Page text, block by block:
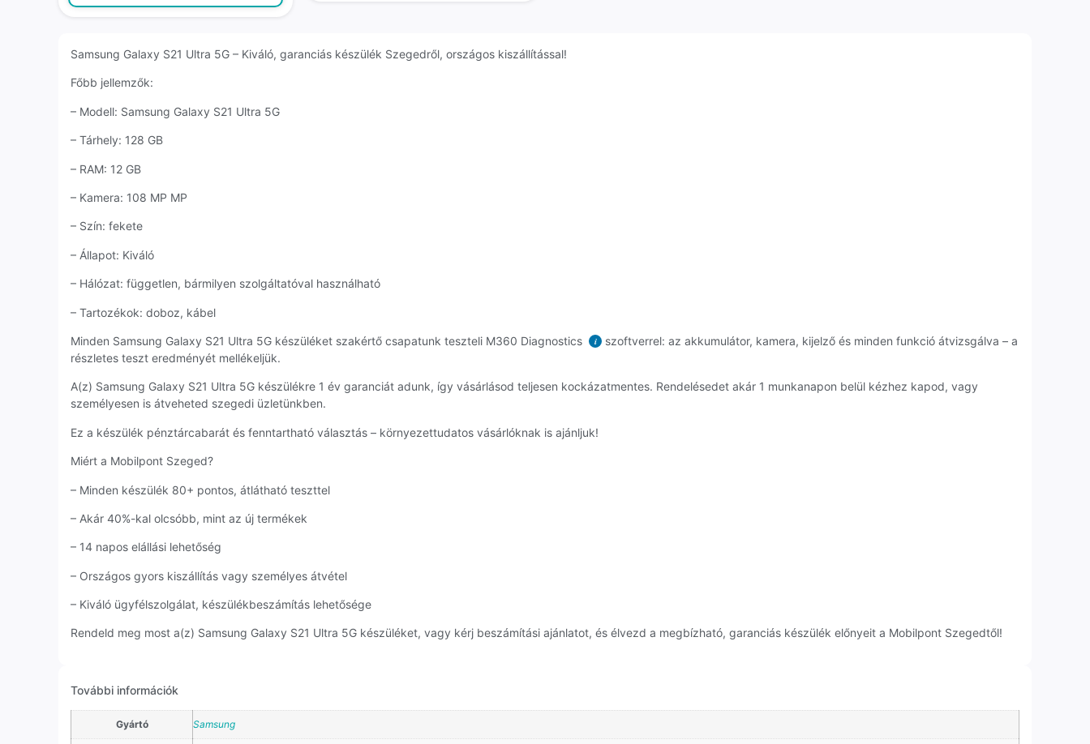
Samsung Galaxy S21 Ultra 5G – Kiváló, garanciás készülék Szegedről, országos kiszállítással!
Főbb jellemzők:
– Modell: Samsung Galaxy S21 Ultra 5G
– Tárhely: 128 GB
– RAM: 12 GB
– Kamera: 108 MP MP
– Szín: fekete
– Állapot: Kiváló
– Hálózat: független, bármilyen szolgáltatóval használható
– Tartozékok: doboz, kábel
Minden Samsung Galaxy S21 Ultra 5G készüléket szakértő csapatunk teszteli M360 Diagnostics i
szoftverrel: az akkumulátor, kamera, kijelző és minden funkció átvizsgálva – a
részletes teszt eredményét mellékeljük.
A(z) Samsung Galaxy S21 Ultra 5G készülékre 1 év garanciát adunk, így vásárlásod teljesen kockázatmentes. Rendelésedet akár 1 munkanapon belül kézhez kapod, vagy
személyesen is átveheted szegedi üzletünkben.
Ez a készülék pénztárcabarát és fenntartható választás – környezettudatos vásárlóknak is ajánljuk!
Miért a Mobilpont Szeged?
– Minden készülék 80+ pontos, átlátható teszttel
– Akár 40%-kal olcsóbb, mint az új termékek
– 14 napos elállási lehetőség
– Országos gyors kiszállítás vagy személyes átvétel
– Kiváló ügyfélszolgálat, készülékbeszámítás lehetősége
Rendeld meg most a(z) Samsung Galaxy S21 Ultra 5G készüléket, vagy kérj beszámítási ajánlatot, és élvezd a megbízható, garanciás készülék előnyeit a Mobilpont Szegedtől!
További információk
Gyártó Samsung